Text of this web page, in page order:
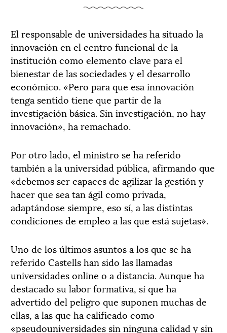
El responsable de universidades ha situado la
innovación en el centro funcional de la
institución como elemento clave para el
bienestar de las sociedades y el desarrollo
económico. «Pero para que esa innovación
tenga sentido tiene que partir de la
investigación básica. Sin investigación, no hay
innovación», ha remachado.
Por otro lado, el ministro se ha referido
también a la universidad pública, afirmando que
«debemos ser capaces de agilizar la gestión y
hacer que sea tan ágil como privada,
adaptándose siempre, eso sí, a las distintas
condiciones de empleo a las que está sujetas».
Uno de los últimos asuntos a los que se ha
referido Castells han sido las llamadas
universidades online o a distancia. Aunque ha
destacado su labor formativa, sí que ha
advertido del peligro que suponen muchas de
ellas, a las que ha calificado como
«pseudouniversidades sin ninguna calidad y sin